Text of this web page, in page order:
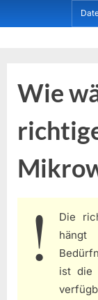
to
Wie
Die
ist die